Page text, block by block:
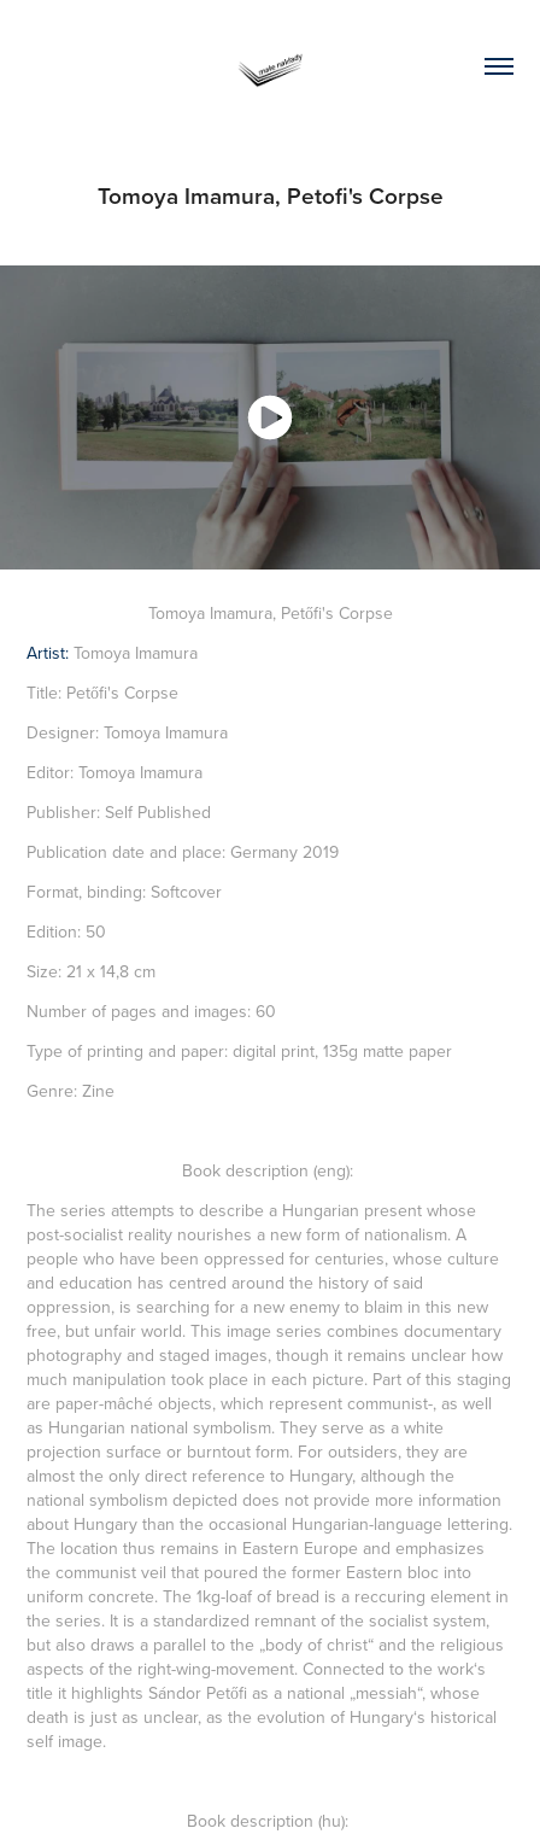
Tomoya Imamura, Petofi's Corpse
Tomoya Imamura, Petőfi's Corpse
Artist: Tomoya Imamura
Title: Petőfi's Corpse
Designer: Tomoya Imamura
Editor: Tomoya Imamura
Publisher: Self Published
Publication date and place: Germany 2019
Format, binding: Softcover
Edition: 50
Size: 21 x 14,8 cm
Number of pages and images: 60
Type of printing and paper: digital print, 135g matte paper
Genre: Zine
Book description (eng):
The series attempts to describe a Hungarian present whose
post-socialist reality nourishes a new form of nationalism. A
people who have been oppressed for centuries, whose culture
and education has centred around the history of said
oppression, is searching for a new enemy to blaim in this new
free, but unfair world. This image series combines documentary
photography and staged images, though it remains unclear how
much manipulation took place in each picture. Part of this staging
are paper-mâché objects, which represent communist-, as well
as Hungarian national symbolism. They serve as a white
projection surface or burntout form. For outsiders, they are
almost the only direct reference to Hungary, although the
national symbolism depicted does not provide more information
about Hungary than the occasional Hungarian-language lettering.
The location thus remains in Eastern Europe and emphasizes
the communist veil that poured the former Eastern bloc into
uniform concrete. The 1kg-loaf of bread is a reccuring element in
the series. It is a standardized remnant of the socialist system,
but also draws a parallel to the „body of christ“ and the religious
aspects of the right-wing-movement. Connected to the work‘s
title it highlights Sándor Petőfi as a national „messiah“, whose
death is just as unclear, as the evolution of Hungary‘s historical
self image.
Book description (hu):